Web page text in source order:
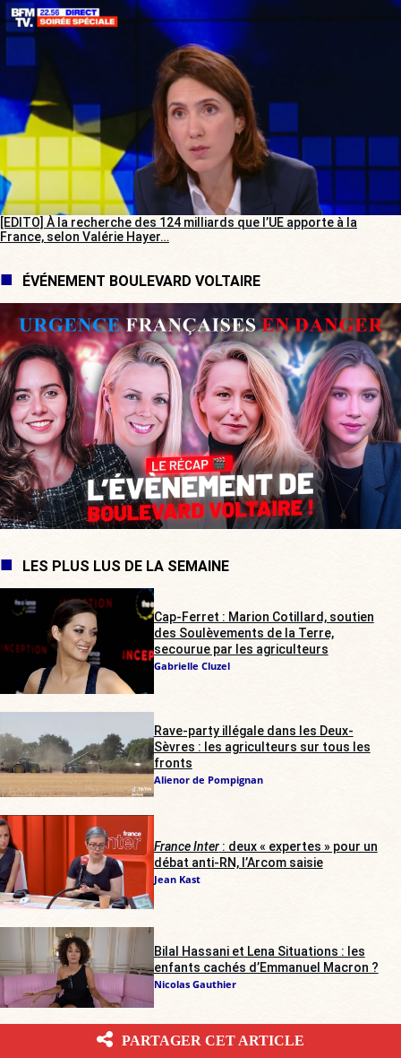
[EDITO] À la recherche des 124 milliards que l’UE apporte à la
France, selon Valérie Hayer…
ÉVÉNEMENT BOULEVARD VOLTAIRE
LES PLUS LUS DE LA SEMAINE
Cap-Ferret : Marion Cotillard, soutien
des Soulèvements de la Terre,
secourue par les agriculteurs
Gabrielle Cluzel
Rave-party illégale dans les Deux-
Sèvres : les agriculteurs sur tous les
fronts
Alienor de Pompignan
France Inter: deux « expertes » pour un
débat anti-RN, l’Arcom saisie
Jean Kast
Bilal Hassani et Lena Situations : les
enfants cachés d’Emmanuel Macron ?
Nicolas Gauthier
LES PLUS LUS DU MOISPARTAGER CET ARTICLE